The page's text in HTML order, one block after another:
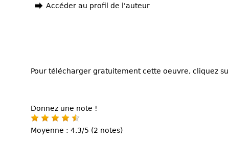
Accéder au profil de l'auteur
Pour télécharger gratuitement cette oeuvre, cliquez
Donnez une note !
Moyenne : 4.3/5 (2 notes)